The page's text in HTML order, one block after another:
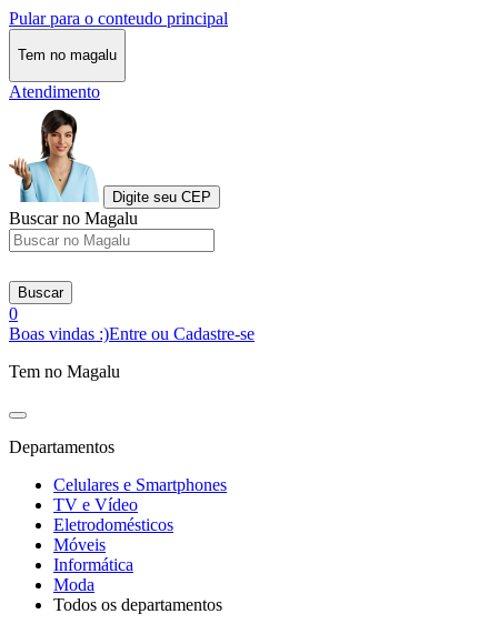
Pular para o conteudo principal
Tem no magalu
Atendimento
Digite seu CEP
Buscar no Magalu
Buscar
0
Boas vindas :)Entre ou Cadastre-se
Tem no Magalu
Departamentos
Celulares e Smartphones
TV e Vídeo
Eletrodomésticos
Móveis
Informática
Moda
Todos os departamentos